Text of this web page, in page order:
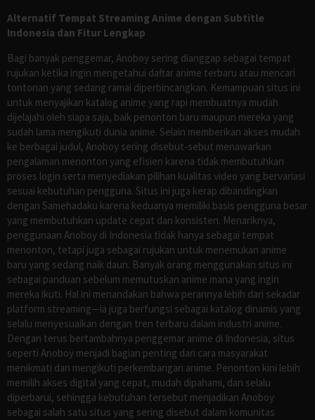
Alternatif Tempat Streaming Anime dengan Subtitle
Indonesia dan Fitur Lengkap
Bagi banyak penggemar, Anoboy sering dianggap sebagai tempat
rujukan ketika ingin mengetahui daftar anime terbaru atau mencari
tontonan yang sedang ramai diperbincangkan. Kemampuan situs ini
untuk menyajikan katalog anime yang rapi membuatnya mudah
dijelajahi oleh siapa saja, baik penonton baru maupun mereka yang
sudah lama mengikuti dunia anime. Selain memberikan akses mudah
ke berbagai judul, Anoboy sering disebut-sebut menawarkan
pengalaman menonton yang efisien karena tidak membutuhkan
proses login serta menyediakan pilihan kualitas video yang bervariasi
sesuai kebutuhan pengguna. Situs ini juga kerap dibandingkan
dengan Samehadaku karena keduanya memiliki basis pengguna besar
yang membutuhkan update cepat dan konsisten. Menariknya,
penggunaan Anoboy di Indonesia tidak hanya sebagai tempat
menonton, tetapi juga sebagai rujukan untuk menemukan anime
baru yang sedang naik daun. Banyak orang menggunakan situs ini
sebagai panduan sebelum memutuskan anime mana yang ingin
mereka ikuti. Hal ini menandakan bahwa perannya lebih dari sekadar
platform streaming—ia juga berfungsi sebagai katalog dinamis yang
selalu menyesuaikan dengan tren terbaru dalam industri anime.
Dengan terus bertambahnya penggemar anime di Indonesia, situs
seperti Anoboy menjadi bagian penting dari cara masyarakat
menikmati dan mengikuti perkembangan anime. Penonton kini lebih
memilih akses digital yang cepat, mudah dipahami, dan selalu
diperbarui, sehingga kebutuhan tersebut menjadikan Anoboy
sebagai salah satu situs yang sering disebut dalam komunitas